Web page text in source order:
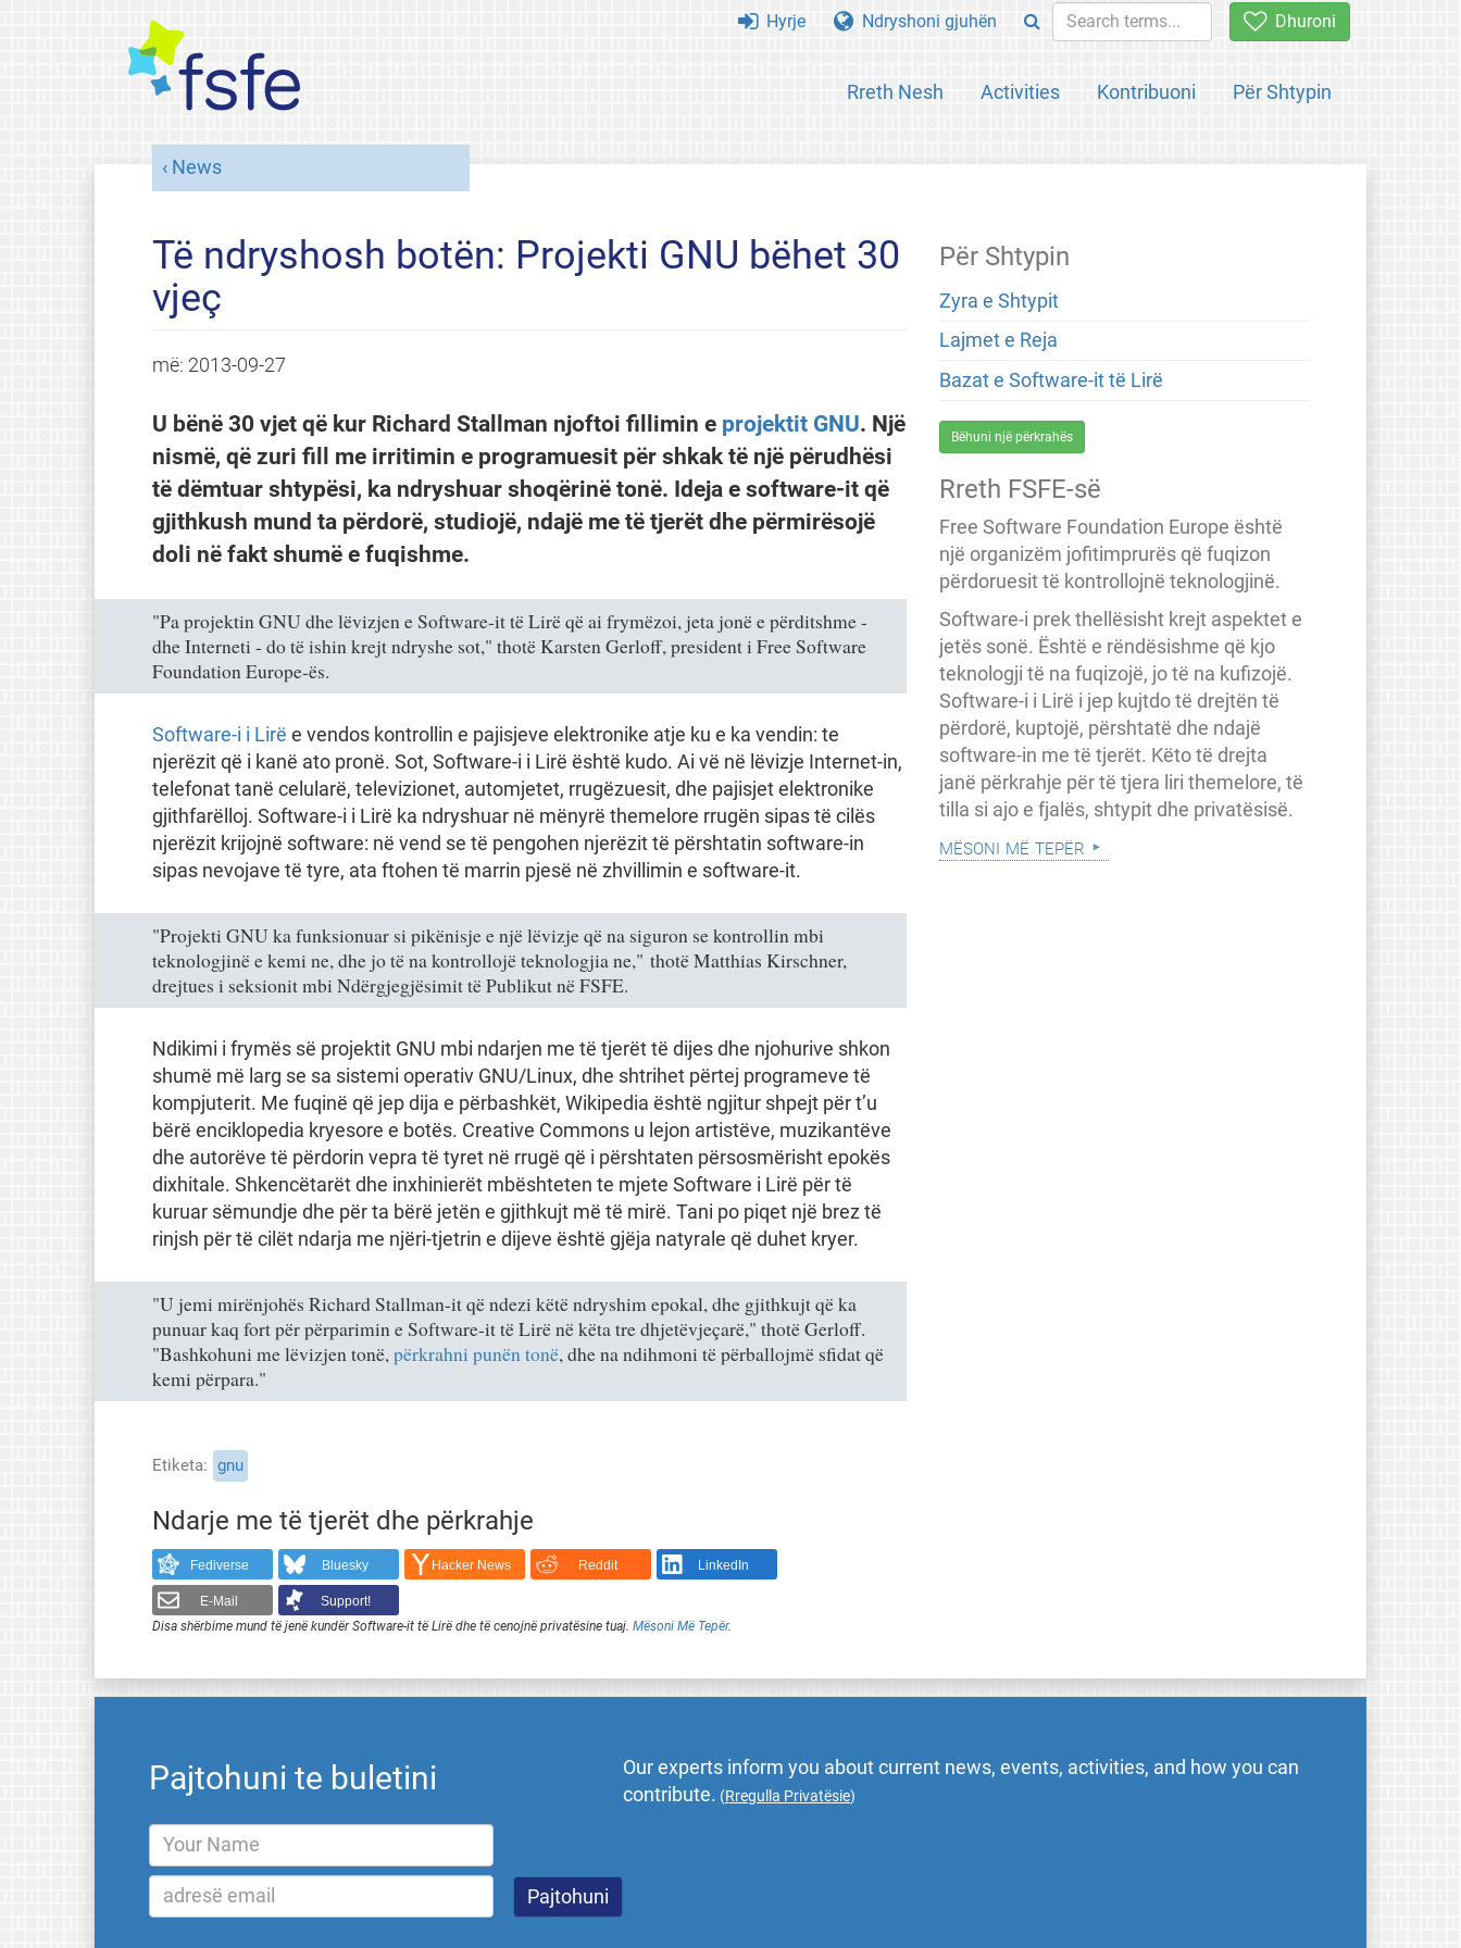
Dhuroni
Rreth Nesh Activities Kontribuoni Për Shtypin
Hyrje Ndryshoni gjuhën
News
Të ndryshosh botën: Projekti GNU bëhet 30
vjeç
më: 2013-09-27
U bënë 30 vjet që kur Richard Stallman njoftoi fillimin e projektit GNU. Një
nismë, që zuri fill me irritimin e programuesit për shkak të një përudhësi
të dëmtuar shtypësi, ka ndryshuar shoqërinë tonë. Ideja e software-it që
gjithkush mund ta përdorë, studiojë, ndajë me të tjerët dhe përmirësojë
doli në fakt shumë e fuqishme.
"Pa projektin GNU dhe lëvizjen e Software-it të Lirë që ai frymëzoi, jeta jonë e përditshme -
dhe Interneti - do të ishin krejt ndryshe sot," thotë Karsten Gerloff, president i Free Software
Foundation Europe-ës.
Software-i i Lirë e vendos kontrollin e pajisjeve elektronike atje ku e ka vendin: te
njerëzit që i kanë ato pronë. Sot, Software-i i Lirë është kudo. Ai vë në lëvizje Internet-in,
telefonat tanë celularë, televizionet, automjetet, rrugëzuesit, dhe pajisjet elektronike
gjithfarëlloj. Software-i i Lirë ka ndryshuar në mënyrë themelore rrugën sipas të cilës
njerëzit krijojnë software: në vend se të pengohen njerëzit të përshtatin software-in
sipas nevojave të tyre, ata ftohen të marrin pjesë në zhvillimin e software-it.
"Projekti GNU ka funksionuar si pikënisje e një lëvizje që na siguron se kontrollin mbi
teknologjinë e kemi ne, dhe jo të na kontrollojë teknologjia ne," thotë Matthias Kirschner,
drejtues i seksionit mbi Ndërgjegjësimit të Publikut në FSFE.
Ndikimi i frymës së projektit GNU mbi ndarjen me të tjerët të dijes dhe njohurive shkon
shumë më larg se sa sistemi operativ GNU/Linux, dhe shtrihet përtej programeve të
kompjuterit. Me fuqinë që jep dija e përbashkët, Wikipedia është ngjitur shpejt për t’u
bërë enciklopedia kryesore e botës. Creative Commons u lejon artistëve, muzikantëve
dhe autorëve të përdorin vepra të tyret në rrugë që i përshtaten përsosmërisht epokës
dixhitale. Shkencëtarët dhe inxhinierët mbështeten te mjete Software i Lirë për të
kuruar sëmundje dhe për ta bërë jetën e gjithkujt më të mirë. Tani po piqet një brez të
rinjsh për të cilët ndarja me njëri-tjetrin e dijeve është gjëja natyrale që duhet kryer.
"U jemi mirënjohës Richard Stallman-it që ndezi këtë ndryshim epokal, dhe gjithkujt që ka
punuar kaq fort për përparimin e Software-it të Lirë në këta tre dhjetëvjeçarë," thotë Gerloff.
"Bashkohuni me lëvizjen tonë,përkrahni punën tonë, dhe na ndihmoni të përballojmë sfidat që
kemi përpara."
Etiketa gnu
Ndarje me të tjerët dhe përkrahje
Fediverse Bluesky Hacker News Reddit LinkedIn
E-Mail
Support!
Disa shërbime mund të jenë kundër Software-it të Lirë dhe të cenojnë privatësine tuaj. Mësoni Më Tepër.
Për Shtypin
Zyra e Shtypit
Lajmet e Reja
Bazat e Software-it të Lirë
Bëhuni një përkrahës
Rreth FSFE-së
Free Software Foundation Europe është
një organizëm jofitimprurës që fuqizon
përdoruesit të kontrollojnë teknologjinë.
Software-i prek thellësisht krejt aspektet e
jetës sonë. Është e rëndësishme që kjo
teknologji të na fuqizojë, jo të na kufizojë.
Software-i i Lirë i jep kujtdo të drejtën të
përdorë, kuptojë, përshtatë dhe ndajë
software-in me të tjerët. Këto të drejta
janë përkrahje për të tjera liri themelore, të
tilla si ajo e fjalës, shtypit dhe privatësisë.
mësoni më tepër
Pajtohuni te buletini
Our experts inform you about current news, events, activities, and how you can
contribute. (Rregulla Privatësie)